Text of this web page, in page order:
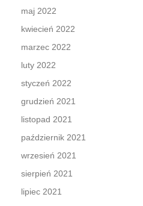
maj 2022
kwiecień 2022
marzec 2022
luty 2022
styczeń 2022
grudzień 2021
listopad 2021
październik 2021
wrzesień 2021
sierpień 2021
lipiec 2021